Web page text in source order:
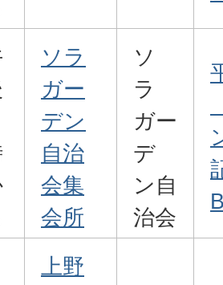
ソラ
ガー
デン
自治
会集
会所
ソ
ラ
ガー
デ
ン自
治会
上野